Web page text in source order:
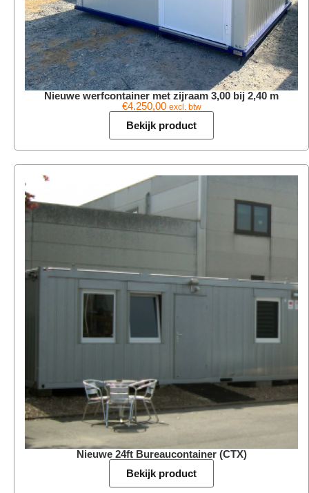
Nieuwe werfcontainer met zijraam 3,00 bij 2,40 m
€4.250,00 excl. btw
Bekijk product
Nieuwe 24ft Bureaucontainer (CTX)
Bekijk product